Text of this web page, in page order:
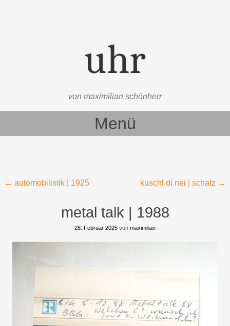
uhr
von maximilian schönherr
Menü
Beitragsnavigation
← automobilistik | 1925 kuschl di nei | schatz →
metal talk | 1988
28. Februar 2025 von maximilian